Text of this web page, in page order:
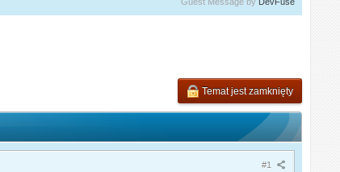
Temat jest zamknięty
#1